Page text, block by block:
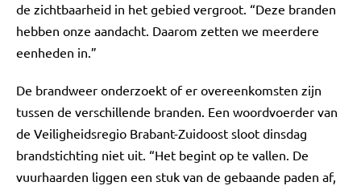
de zichtbaarheid in het gebied vergroot. “Deze branden
hebben onze aandacht. Daarom zetten we meerdere
eenheden in.”
De brandweer onderzoekt of er overeenkomsten zijn
tussen de verschillende branden. Een woordvoerder van
de Veiligheidsregio Brabant-Zuidoost sloot dinsdag
brandstichting niet uit. “Het begint op te vallen. De
vuurhaarden liggen een stuk van de gebaande paden af,